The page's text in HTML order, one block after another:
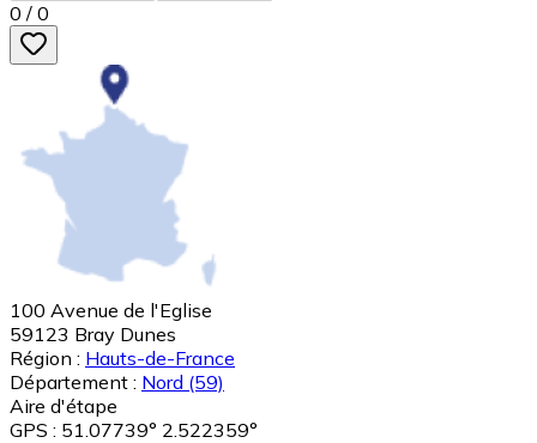
0 / 0
100 Avenue de l'Eglise
59123 Bray Dunes
Région : Hauts-de-France
Département : Nord (59)
Aire d'étape
GPS : 51.07739° 2.522359°